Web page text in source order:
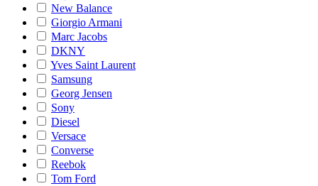
New Balance
Giorgio Armani
Marc Jacobs
DKNY
Yves Saint Laurent
Samsung
Georg Jensen
Sony
Diesel
Versace
Converse
Reebok
Tom Ford